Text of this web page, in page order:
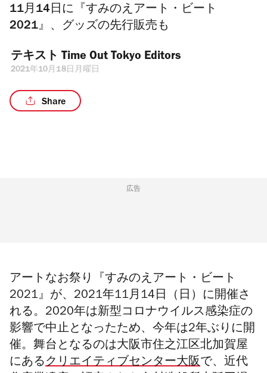
11月14日に『すみのえアート・ビート
2021』、グッズの先行販売も
テキスト Time Out Tokyo Editors
2021年10月18日月曜日
Share
広告
アートなお祭り『すみのえアート・ビート
2021』が、2021年11月14日（日）に開催さ
れる。2020年は新型コロナウイルス感染症の
影響で中止となったため、今年は2年ぶりに開
催。 舞台となるのは大阪市住之江区北加賀屋
にあるクリエイティブセンター大阪 で、近代